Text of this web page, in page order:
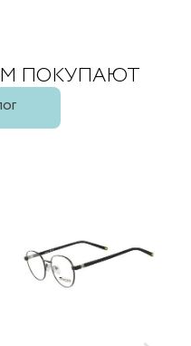
ПОКУПАЮТ